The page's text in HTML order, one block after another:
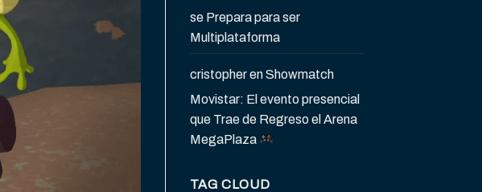
se Prepara para ser
Multiplataforma
cristopherenShowmatch
Movistar: El evento presencial
que Trae de Regreso el Arena
MegaPlaza
TAG CLOUD